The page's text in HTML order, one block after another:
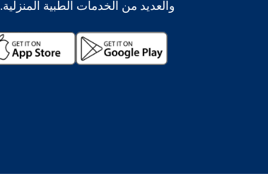
والعديد من الخدمات الطبية المنزلية.